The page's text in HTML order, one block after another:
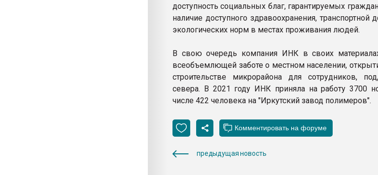
доступность социальных благ, гарантируемых
наличие доступного здравоохранения, транспортной
экологических норм в местах проживания людей.
В свою очередь компания ИНК в своих
всеобъемлющей заботе о местном населении,
строительстве микрорайона для сотрудников,
севера. В 2021 году ИНК приняла на работу 3700
числе 422 человека на "Иркутский завод полимеров".
предыдущая новость